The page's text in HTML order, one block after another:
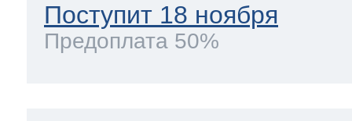
Поступит 18 ноября
Предоплата 50%